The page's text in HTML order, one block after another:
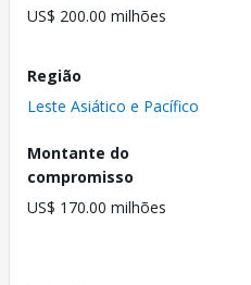
US$ 200.00 milhões
Região
Leste Asiático e Pacífico
Montante do
compromisso
US$ 170.00 milhões